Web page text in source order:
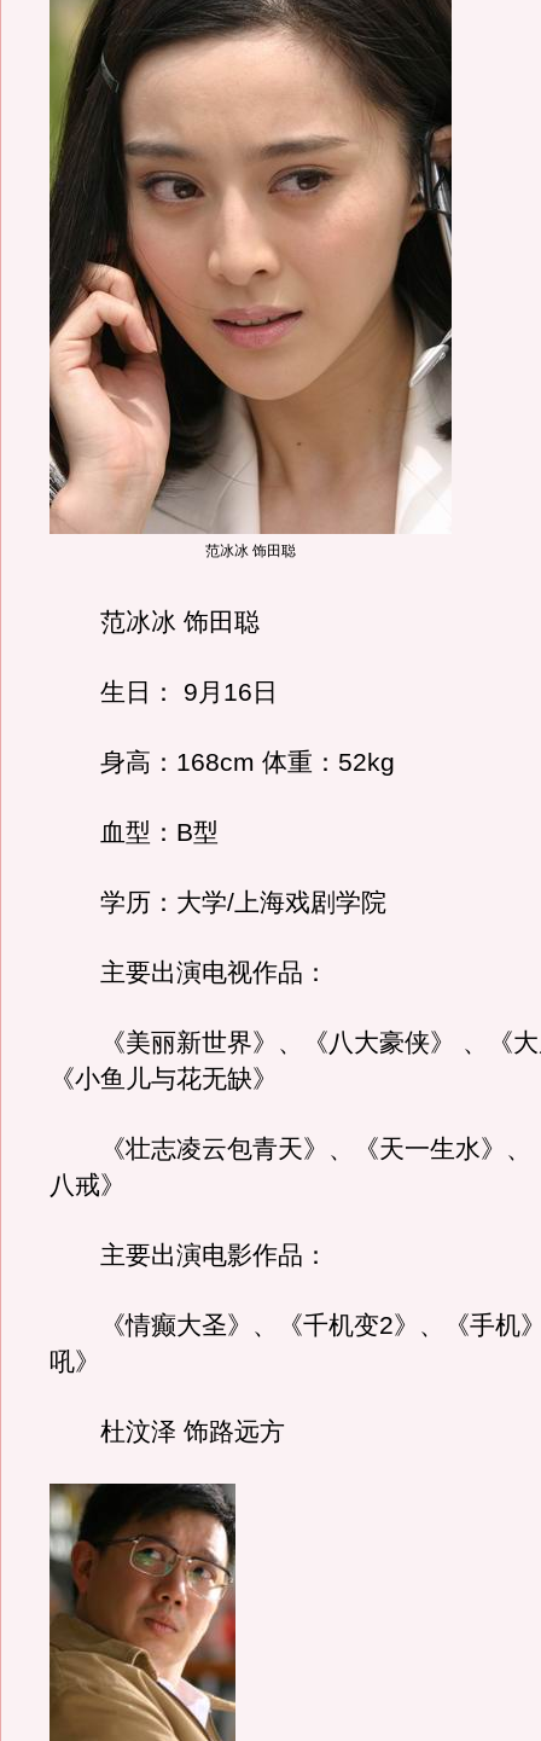
范冰冰 饰田聪
范冰冰 饰田聪
生日： 9月16日
身高：168cm 体重：52kg
血型：B型
学历：大学/上海戏剧学院
主要出演电视作品：
《美丽新世界》、《八大豪侠》 、《大
《小鱼儿与花无缺》
《壮志凌云包青天》、《天一生水》、
八戒》
主要出演电影作品：
《情癫大圣》、《千机变2》、《手机
吼》
杜汶泽 饰路远方